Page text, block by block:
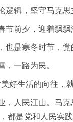
辑，坚守马克
前夕，迎着飘飘
是寒冬时节，党
一路为民。
生活的向往，就
人民江山。马克
都是党和人民实